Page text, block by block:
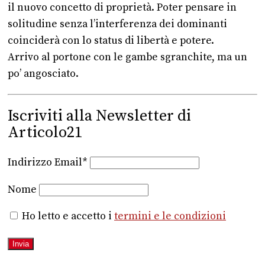
il nuovo concetto di proprietà. Poter pensare in
solitudine senza l’interferenza dei dominanti
coinciderà con lo status di libertà e potere.
Arrivo al portone con le gambe sgranchite, ma un
po’ angosciato.
Iscriviti alla Newsletter di
Articolo21
Indirizzo Email*
Nome
Ho letto e accetto i termini e le condizioni